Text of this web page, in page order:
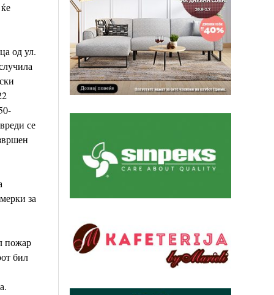
од ул.
се
за
пожар
бил